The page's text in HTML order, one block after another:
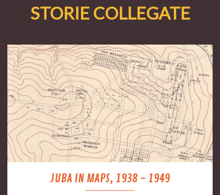
STORIE COLLEGATE
JUBA IN MAPS, 1938 - 1949